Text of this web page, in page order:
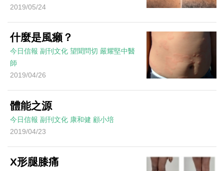
2019/05/24
什麼是風癩？
今日信報 副刊文化 望聞問切 嚴耀堅中醫
師
2019/04/26
體能之源
今日信報 副刊文化 康和健 顧小培
2019/04/23
X形腿膝痛